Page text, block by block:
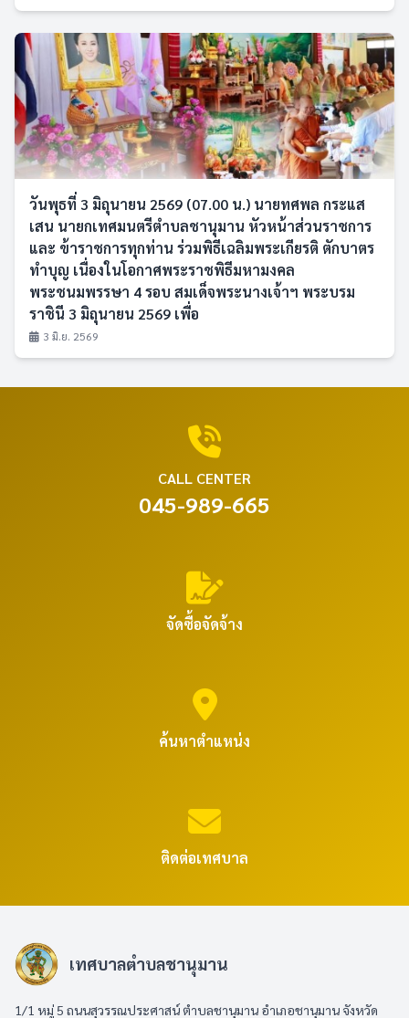
วันพุธที่ 3 มิถุนายน 2569 (07.00 น.) นายทศพล กระแส
เสน นายกเทศมนตรีตำบลชานุมาน หัวหน้าส่วนราชการ
และ ข้าราชการทุกท่าน ร่วมพิธีเฉลิมพระเกียรติ ตักบาตร
ทำบุญ เนื่องในโอกาศพระราชพิธีมหามงคล
พระชนมพรรษา 4 รอบ สมเด็จพระนางเจ้าฯ พระบรม
ราชินี 3 มิถุนายน 2569 เพื่อ
3 มิ.ย. 2569
CALL CENTER
045-989-665
จัดซื้อจัดจ้าง
ค้นหาตำแหน่ง
ติดต่อเทศบาล
เทศบาลตำบลชานุมาน
1/1 หมู่ 5 ถนนสุวรรณประศาสน์ ตำบลชานุมาน อำเภอชานุมาน จังหวัด